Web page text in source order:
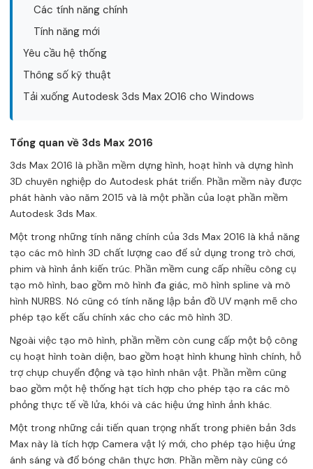
Các tính năng chính
Tính năng mới
Yêu cầu hệ thống
Thông số kỹ thuật
Tải xuống Autodesk 3ds Max 2016 cho Windows
Tổng quan về 3ds Max 2016
3ds Max 2016 là phần mềm dựng hình, hoạt hình và dựng hình
3D chuyên nghiệp do Autodesk phát triển. Phần mềm này được
phát hành vào năm 2015 và là một phần của loạt phần mềm
Autodesk 3ds Max.
Một trong những tính năng chính của 3ds Max 2016 là khả năng
tạo các mô hình 3D chất lượng cao để sử dụng trong trò chơi,
phim và hình ảnh kiến ​​trúc. Phần mềm cung cấp nhiều công cụ
tạo mô hình, bao gồm mô hình đa giác, mô hình spline và mô
hình NURBS. Nó cũng có tính năng lập bản đồ UV mạnh mẽ cho
phép tạo kết cấu chính xác cho các mô hình 3D.
Ngoài việc tạo mô hình, phần mềm còn cung cấp một bộ công
cụ hoạt hình toàn diện, bao gồm hoạt hình khung hình chính, hỗ
trợ chụp chuyển động và tạo hình nhân vật. Phần mềm cũng
bao gồm một hệ thống hạt tích hợp cho phép tạo ra các mô
phỏng thực tế về lửa, khói và các hiệu ứng hình ảnh khác.
Một trong những cải tiến quan trọng nhất trong phiên bản 3ds
Max này là tích hợp Camera vật lý mới, cho phép tạo hiệu ứng
ánh sáng và đổ bóng chân thực hơn. Phần mềm này cũng có